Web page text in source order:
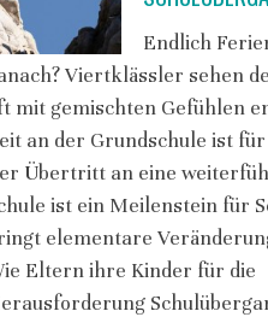
Endlich
Viertklässler sehen
mit gemischten Gefühlen
an der Grundschule ist für
Übertritt an eine
ist ein Meilenstein für
elementare
Eltern ihre Kinder für die